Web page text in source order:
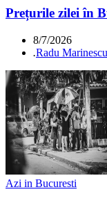
Prețurile zilei în
8/7/2026
.Radu Marinescu
Azi in Bucuresti